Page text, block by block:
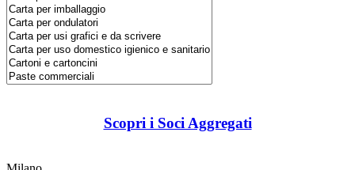
Scopri i Soci Aggregati